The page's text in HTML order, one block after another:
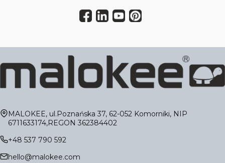
Adres:
MALOKEE, ul.Poznańska 37, 62-052 Komorniki, NIP
6711633174,REGON 362384402
+48 537 790 592
hello@malokee.com